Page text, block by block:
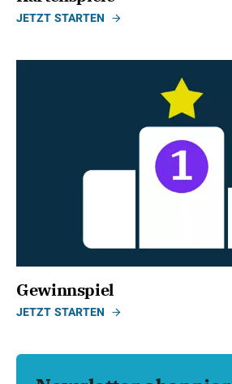
JETZT STARTEN
Gewinnspiel
JETZT STARTEN